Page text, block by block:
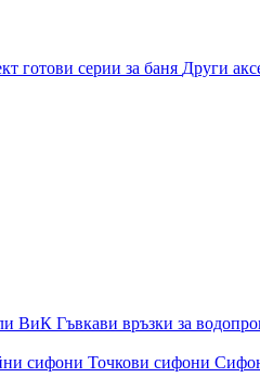
готови серии за баня Други
ВиК Гъвкави връзки за
сифони Точкови сифони